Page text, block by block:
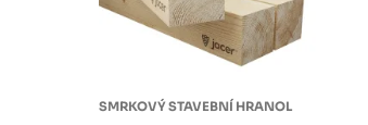
SMRKOVÝ STAVEBNÍ HRANOL